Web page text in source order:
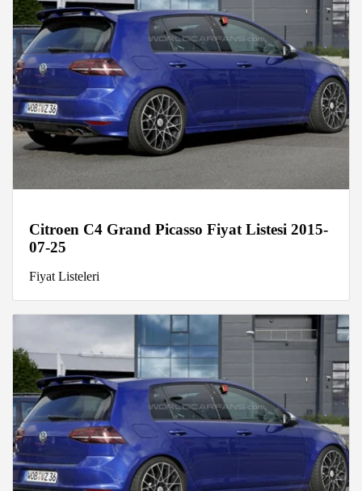
Citroen C4 Grand Picasso Fiyat Listesi 2015-
07-25
Fiyat Listeleri